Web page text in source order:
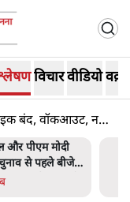
विचारवीडियो
बंद, वॉकआउट, नहीं
में जेन ज़ी
संदेश- दर्द, डेटा,